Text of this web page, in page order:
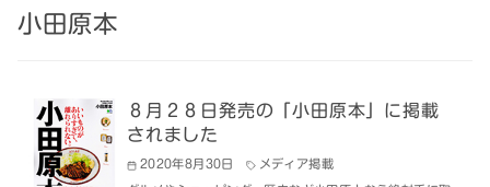
小田原本
８月２８日発売の「小田原本」に掲載
されました
2020年8月30日 メディア掲載